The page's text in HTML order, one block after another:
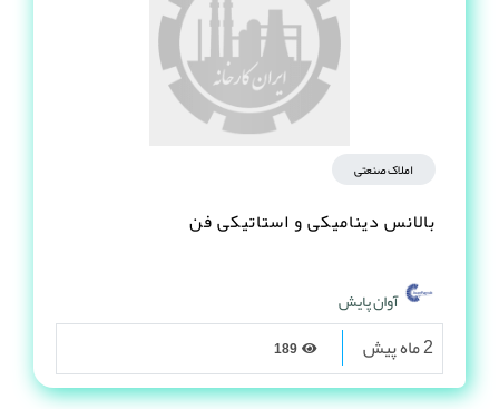
املاک صنعتی
بالانس دینامیکی و استاتیکی فن
آوان پایش
2 ماه پیش